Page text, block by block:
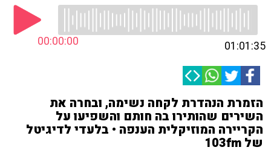
00:00:00 01:01:35
הזמרת הנהדרת לקחה נשימה, ובחרה את
השירים שהותירו בה חותם והשפיעו על
הקריירה המוזיקלית הענפה • בלעדי לדיגיטל
של 103fm